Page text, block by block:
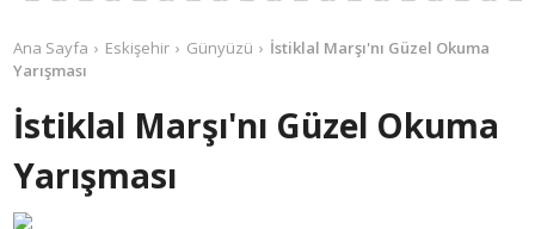
Ana Sayfa Eskişehir Günyüzü
İstiklal Marşı'nı Güzel Okuma
Yarışması
İstiklal Marşı'nı Güzel Okuma
Yarışması